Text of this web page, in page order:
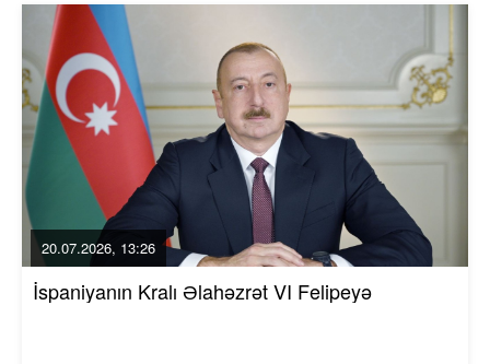
20.07.2026, 13:26
İspaniyanın Kralı Əlahəzrət VI Felipeyə